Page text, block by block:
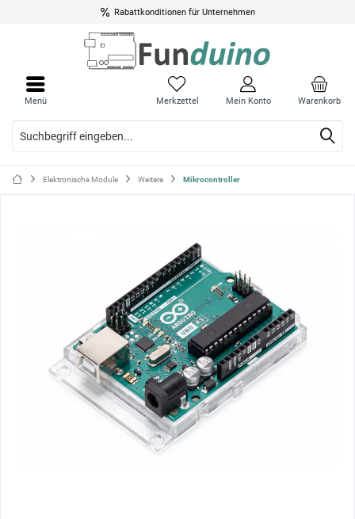
Rabattkonditionen für Unternehmen
Warenkorb
Merkzettel Mein Konto
Menü
Elektronische Module Weitere Mikrocontroller